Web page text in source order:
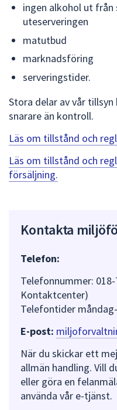
ingen alkohol ut
uteserveringen
matutbud
marknadsföring
serveringstider.
Stora delar av vår
snarare än kontroll.
Läs om tillstånd och
Läs om tillstånd och
försäljning.
Kontakta
Telefon:
Telefonnummer:
Kontaktcenter)
Telefontider
E-post:
När du skickar ett
allmän handling. Vill
eller göra en
använda vår e-tjänst.